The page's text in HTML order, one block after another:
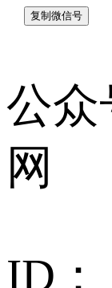
公众
网
ID：